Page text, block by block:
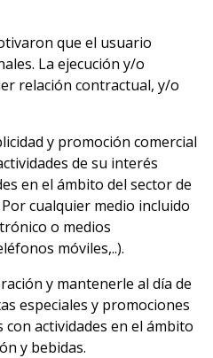
que el usuario
La ejecución y/o
relación contractual, y/o
y promoción comercial
de su interés
en el ámbito del sector de
cualquier medio incluido
o medios
móviles,..).
y mantenerle al día de
especiales y promociones
actividades en el ámbito
y bebidas.